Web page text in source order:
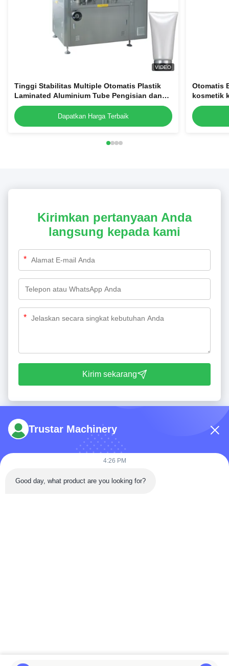
VIDEO
Tinggi Stabilitas Multiple Otomatis Plastik
Laminated Aluminium Tube Pengisian dan
Sealing Mesin untuk dijual
Dapatkan Harga Terbaik
Otomatis
kosmetik
Kirimkan pertanyaan Anda
langsung kepada kami
*
*
Kirim sekarang
Telp: 86-180-5882-0351
Trustar Machinery
4:26 PM
Good day, what product are you looking for?